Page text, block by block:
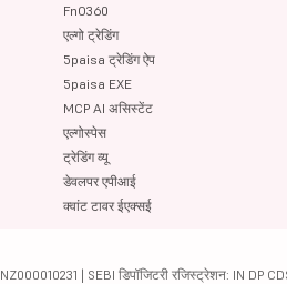
FnO360
एल्गो ट्रेडिंग
5paisa ट्रेडिंग ऐप
5paisa EXE
MCP AI असिस्टेंट
एल्गोस्पेस
ट्रेडिंग व्यू
डेवलपर एपीआई
क्वांट टावर ईएक्सई
| SEBI डिपॉजिटरी रजिस्ट्रेशन: IN DP